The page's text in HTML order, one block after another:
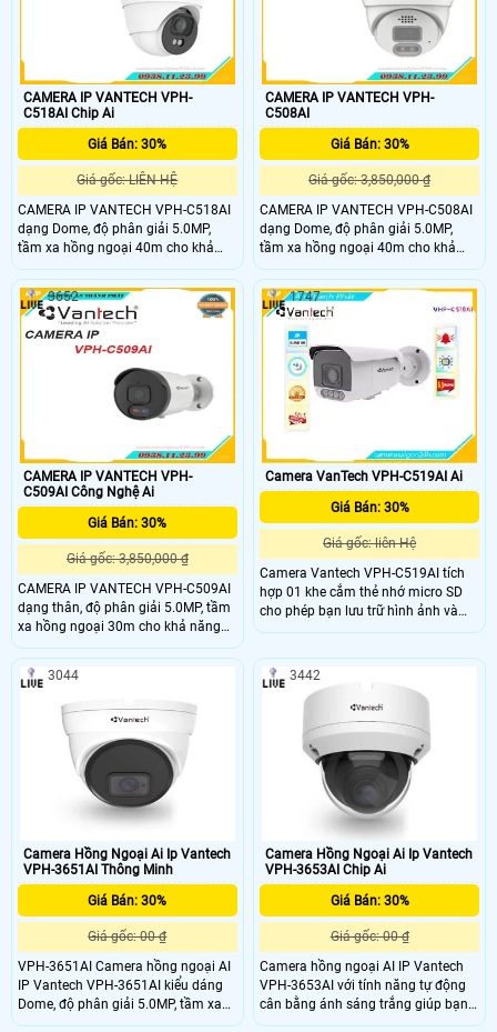
CAMERA IP VANTECH VPH-
C518AI Chip Ai
Giá Bán: 30%
Giá gốc: LIÊN HỆ
CAMERA IP VANTECH VPH-C518AI
dạng Dome, độ phân giải 5.0MP,
tầm xa hồng ngoại 40m cho khả
năng quan sát bao quát, truyền tải
dữ liệu với độ nét cao.
CAMERA IP VANTECH VPH-
C508AI
Giá Bán: 30%
Giá gốc: 3,850,000 ₫
CAMERA IP VANTECH VPH-C508AI
dạng Dome, độ phân giải 5.0MP,
tầm xa hồng ngoại 40m cho khả
năng quan sát bao quát, truyền tải
dữ liệu với độ nét cao. Là dòng
camera cao cấp, được tích hợp
nhiều tính năng như: AI, nhận diện
khuôn mặt, biển số xe.
CAMERA IP VANTECH VPH-
C509AI Công Nghệ Ai
Giá Bán: 30%
Giá gốc: 3,850,000 ₫
CAMERA IP VANTECH VPH-C509AI
dạng thân, độ phân giải 5.0MP, tầm
xa hồng ngoại 30m cho khả năng
quan sát bao quát, truyền tải dữ liệu
với độ nét cao. Là dòng camera cao
cấp, được tích hợp nhiều tính năng
như: AI, nhận diện khuôn mặt, biển
3652
Camera VanTech VPH-C519AI Ai
Giá Bán: 30%
Giá gốc: liên Hệ
Camera Vantech VPH-C519AI tích
hợp 01 khe cắm thẻ nhớ micro SD
cho phép bạn lưu trữ hình ảnh và
video trực tiếp trên thẻ nhớ với dung
trữ một lượng lớn dữ liệu mà không
cần phải dùng đến hệ thống lưu trữ
bên ngoài. Camera này cũng được
tích hợp với các tính năng Alarm (1
input, 1 output) và Audio (1
input(RCA), 1 output (RCA))
1747
Camera Hồng Ngoại Ai Ip Vantech
VPH-3651AI Thông Minh
Giá Bán: 30%
Giá gốc: 00 ₫
VPH-3651AI Camera hồng ngoại AI
IP Vantech VPH-3651AI kiểu dáng
Dome, độ phân giải 5.0MP, tầm xa
hồng ngoại 30m cho khả năng
3044
Camera Hồng Ngoại Ai Ip Vantech
VPH-3653AI Chip Ai
Giá Bán: 30%
Giá gốc: 00 ₫
Camera hồng ngoại AI IP Vantech
VPH-3653AI với tính năng tự động
cân bằng ánh sáng trắng giúp bạn
quan sát hình ảnh từ xa rõ nét nhất,
3442